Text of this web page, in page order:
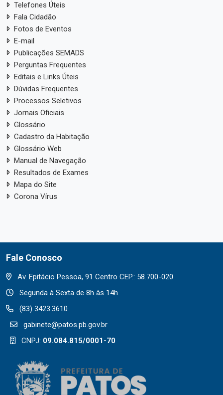
Telefones Úteis
Fala Cidadão
Fotos de Eventos
E-mail
Publicações SEMADS
Perguntas Frequentes
Editais e Links Úteis
Dúvidas Frequentes
Processos Seletivos
Jornais Oficiais
Glossário
Cadastro da Habitação
Glossário Web
Manual de Navegação
Resultados de Exames
Mapa do Site
Corona Vírus
Fale Conosco
Av. Epitácio Pessoa, 91 Centro CEP.: 58.700-020
Segunda à Sexta de 8h às 14h
(83) 3423.3610
gabinete@patos.pb.gov.br
CNPJ: 09.084.815/0001-70